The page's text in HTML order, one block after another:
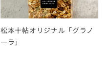
松本十帖オリジナル「グラノ
ーラ」